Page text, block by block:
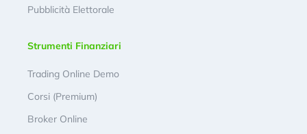
Pubblicità Elettorale
Strumenti Finanziari
Trading Online Demo
Corsi (Premium)
Broker Online